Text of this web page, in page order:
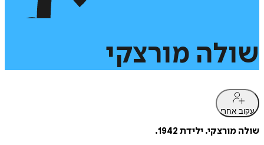
שולה מורצקי
עקוב אחרי
שולה מורצקי. ילידת 1942.